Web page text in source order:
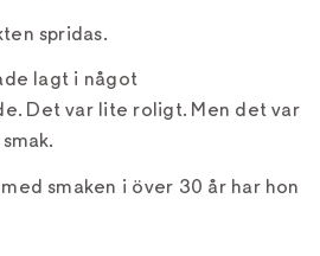
spridas.
lagt i något
Det var lite roligt. Men det var
smaken i över 30 år har hon